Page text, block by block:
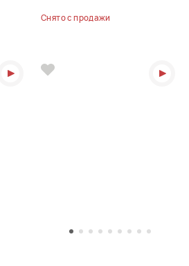
Снято с продажи